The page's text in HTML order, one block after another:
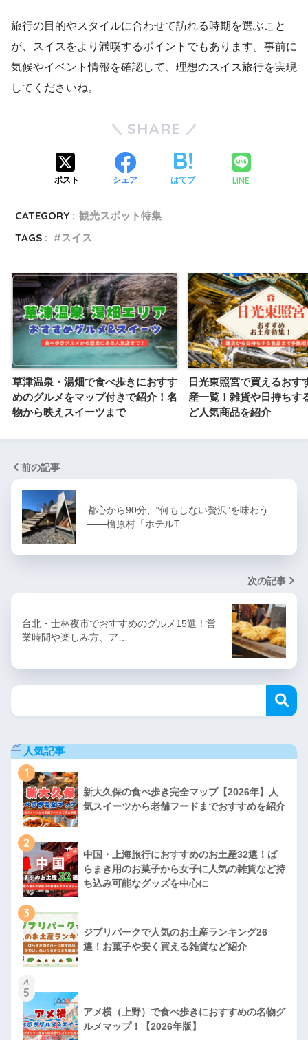
旅行の目的やスタイルに合わせて訪れる時期を選ぶこと
が、スイスをより満喫するポイントでもあります。事前に
気候やイベント情報を確認して、理想のスイス旅行を実現
してくださいね。
SHARE
ポスト シェア はてブ LINE
CATEGORY : 観光スポット特集
TAGS :
スイス
草津温泉・湯畑で食べ歩きにおすす
めのグルメをマップ付きで紹介！名
物から映えスイーツまで
日光東照宮で買えるおす
産一覧！雑貨や日持ちす
ど人気商品を紹介
前の記事
都心から90分、“何もしない贅沢”を味わう
——檜原村「ホテルT…
次の記事
台北・士林夜市でおすすめのグルメ15選！営
業時間や楽しみ方、ア…
人気記事
1
新大久保の食べ歩き完全マップ【2026年】人
気スイーツから老舗フードまでおすすめを紹介
2
中国・上海旅行におすすめのお土産32選！ば
らまき用のお菓子から女子に人気の雑貨など持
ち込み可能なグッズを中心に
3
ジブリパークで人気のお土産ランキング26
選！お菓子や安く買える雑貨など紹介
4
5
アメ横（上野）で食べ歩きにおすすめの名物グ
ルメマップ！【2026年版】